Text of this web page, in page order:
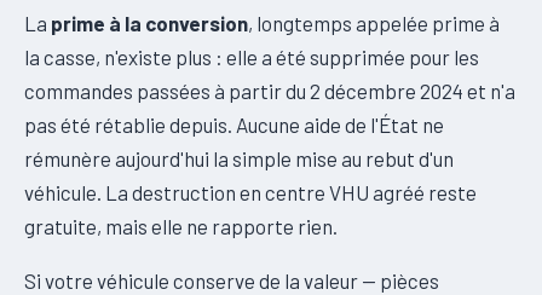
La prime à la conversion, longtemps appelée prime à
la casse, n'existe plus : elle a été supprimée pour les
commandes passées à partir du 2 décembre 2024 et n'a
pas été rétablie depuis. Aucune aide de l'État ne
rémunère aujourd'hui la simple mise au rebut d'un
véhicule. La destruction en centre VHU agréé reste
gratuite, mais elle ne rapporte rien.
Si votre véhicule conserve de la valeur — pièces